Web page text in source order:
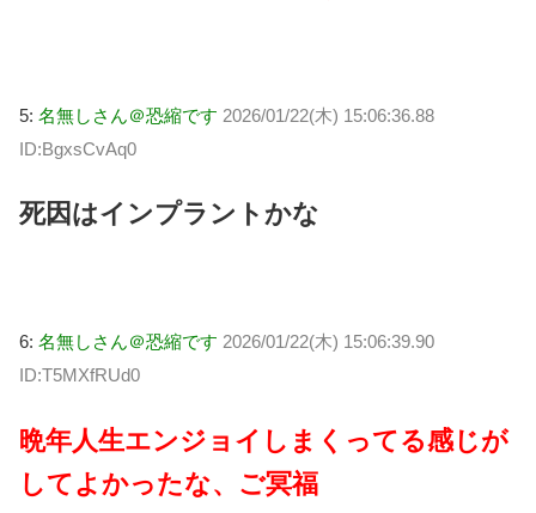
5: 名無しさん＠恐縮です 2026/01/22(木) 15:06:36.88
ID:BgxsCvAq0
死因はインプラントかな
6: 名無しさん＠恐縮です 2026/01/22(木) 15:06:39.90
ID:T5MXfRUd0
晩年人生エンジョイしまくってる感じが
してよかったな、ご冥福